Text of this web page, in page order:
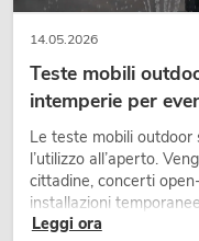
14.05.2026
Teste mobili
intemperie per
Le teste mobili
l’utilizzo all’aperto.
cittadine, concerti
installazioni
Leggi ora